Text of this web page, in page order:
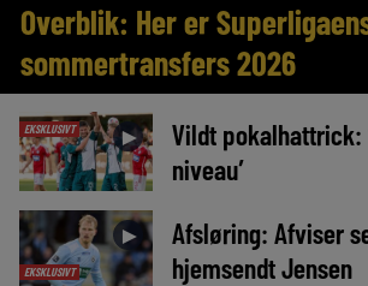
Overblik: Her er
sommertransfers 2026
EKSKLUSIVT ►
Vildt pokalhattrick:
niveau’
EKSKLUSIVT
►
Afsløring: Afviser
hjemsendt Jensen